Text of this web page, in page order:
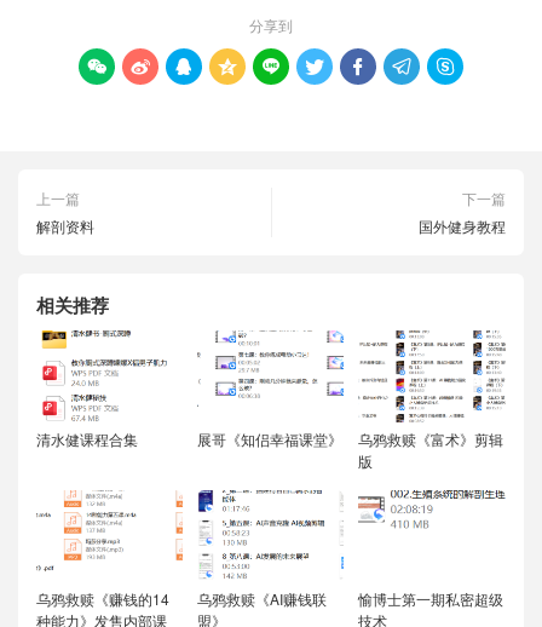
分享到
        
上一篇
解剖资料
下一篇
国外健身教程
相关推荐
清水健课程合集 展哥《知侣幸福课堂》
乌鸦救赎《富术》剪辑
版
乌鸦救赎《赚钱的14
种能力》发售内部课
乌鸦救赎《AI赚钱联
盟》
愉博士第一期私密超级
技术